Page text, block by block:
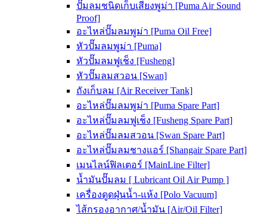
ปั๊มลมชนิดเก็บเสียงพูม่า [Puma Air Sound
Proof]
อะไหล่ปั๊มลมพูม่า [Puma Oil Free]
หัวปั๊มลมพูม่า [Puma]
หัวปั๊มลมฟูเช็ง [Fusheng]
หัวปั๊มลมสวอน [Swan]
ถังเก็บลม [Air Receiver Tank]
อะไหล่ปั๊มลมพูม่า [Puma Spare Part]
อะไหล่ปั๊มลมฟูเช็ง [Fusheng Spare Part]
อะไหล่ปั๊มลมสวอน [Swan Spare Part]
อะไหล่ปั๊มลมชางแอร์ [Shangair Spare Part]
เมนไลน์ฟิลเตอร์ [MainLine Filter]
น้ำมันปั๊มลม [ Lubricant Oil Air Pump ]
เครื่องดูดฝุ่นน้ำ-แห้ง [Polo Vacuum]
ไส้กรองอากาศ/น้ำมัน [Air/Oil Filter]